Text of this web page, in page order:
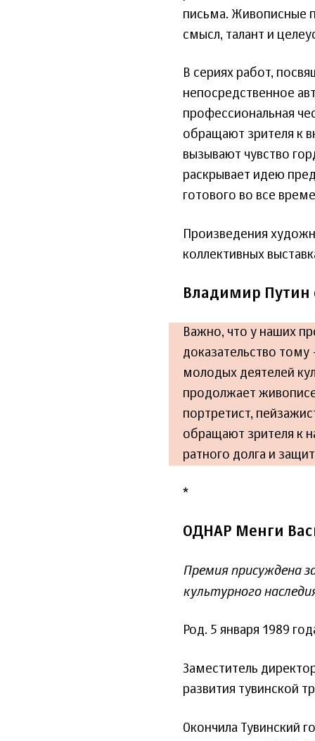
письма. Живописные
смысл, талант и
В сериях работ,
непосредственное
профессиональная
обращают зрителя к
вызывают чувство
раскрывает идею
готового во все
Произведения
коллективных
Владимир Путин
Важно, что у наших
доказательство
молодых деятелей
продолжает
портретист,
обращают зрителя к
ратного долга и
*
ОДНАР Менги
Премия присуждена
культурного
Род. 5 января 1989
Заместитель
развития тувинской
Окончила Тувинский